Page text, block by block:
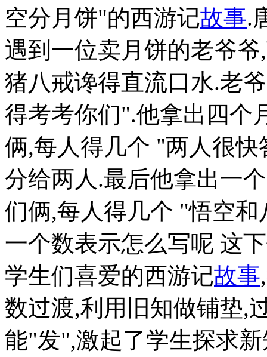
空分月饼"的西游记故事.
遇到一位卖月饼的老爷
猪八戒谗得直流口水.老
得考考你们".他拿出四个
俩,每人得几个 "两人很
分给两人.最后他拿出一
们俩,每人得几个 "悟空
一个数表示怎么写呢 这
学生们喜爱的西游记故事
数过渡,利用旧知做铺垫,
能"发",激起了学生探求